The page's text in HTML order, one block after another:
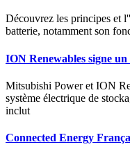
Découvrez les principes et
batterie, notamment son
ION Renewables signe
Mitsubishi Power et ION
système électrique de
inclut
Connected Energy